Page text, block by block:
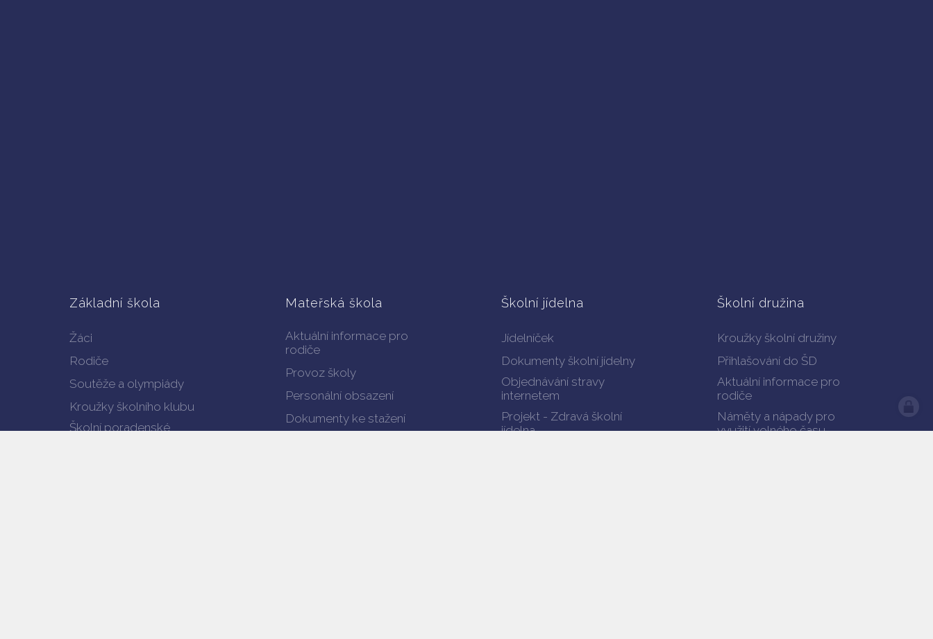
Základní škola
Žáci
Rodiče
Soutěže a olympiády
Kroužky školního klubu
Školní poradenské
Mateřská škola
Aktuální informace pro
rodiče
Provoz školy
Personální obsazení
Dokumenty ke stažení
Školní jídelna
Jídelníček
Dokumenty školní jídelny
Objednávání stravy
internetem
Projekt - Zdravá školní
jídelna
Školní družina
Kroužky školní družiny
Přihlašování do ŠD
Aktuální informace pro
rodiče
Náměty a nápady pro
využití volného času